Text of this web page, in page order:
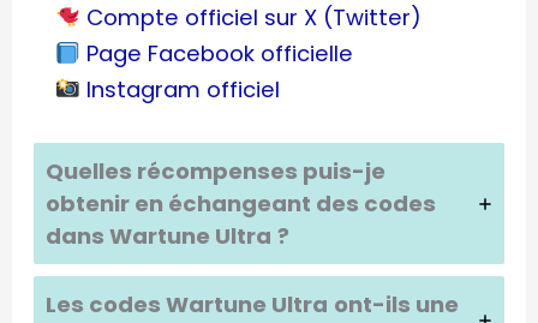
Compte officiel sur X (Twitter)
Page Facebook officielle
Instagram officiel
Quelles récompenses puis-je
obtenir en échangeant des codes
dansWartune Ultra ?
Les codesWartune Ultra ont-ils une